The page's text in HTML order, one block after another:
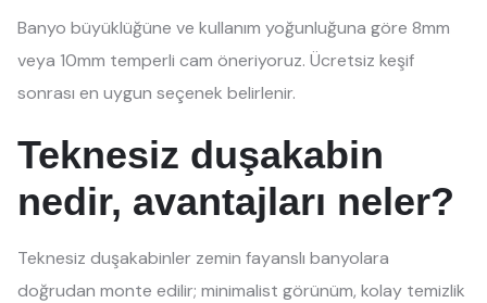
Banyo büyüklüğüne ve kullanım yoğunluğuna göre 8mm
veya 10mm temperli cam öneriyoruz. Ücretsiz keşif
sonrası en uygun seçenek belirlenir.
Teknesiz duşakabin
nedir, avantajları neler?
Teknesiz duşakabinler zemin fayanslı banyolara
doğrudan monte edilir; minimalist görünüm, kolay temizlik